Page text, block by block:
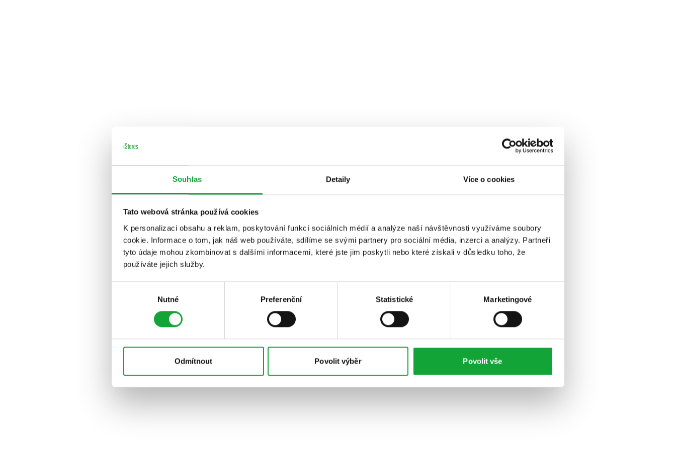
Souhlas Detaily Více o cookies
Tato webová stránka používá cookies
K personalizaci obsahu a reklam, poskytování funkcí sociálních médií a analýze naší návštěvnosti využíváme soubory
cookie. Informace o tom, jak náš web používáte, sdílíme se svými partnery pro sociální média, inzerci a analýzy. Partneři
tyto údaje mohou zkombinovat s dalšími informacemi, které jste jim poskytli nebo které získali v důsledku toho, že
používáte jejich služby.
Nutné Preferenční Statistické Marketingové
Odmítnout Povolit výběr Povolit vše